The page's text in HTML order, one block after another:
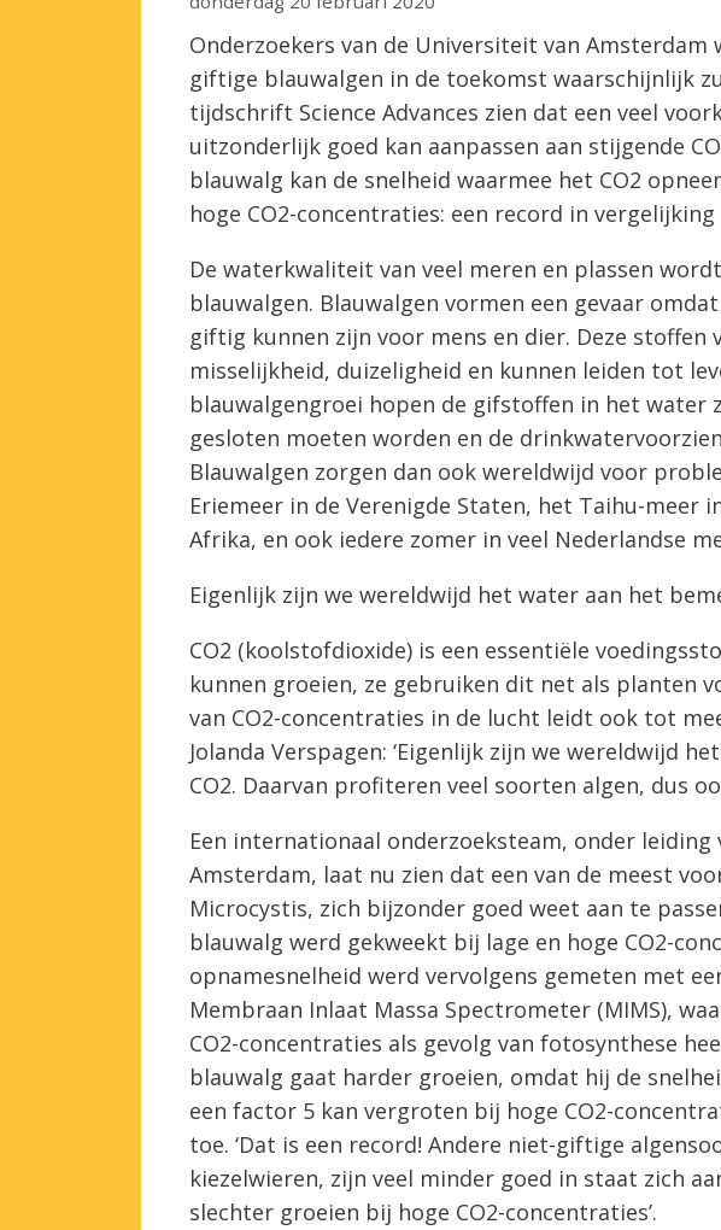
Onderzoekers van de Universiteit van
giftige blauwalgen in de toekomst waarschijnlijk
tijdschrift Science Advances zien dat een veel
uitzonderlijk goed kan aanpassen aan stijgende
blauwalg kan de snelheid waarmee het CO2
hoge CO2-concentraties: een record in
De waterkwaliteit van veel meren en plassen
blauwalgen. Blauwalgen vormen een gevaar
giftig kunnen zijn voor mens en dier. Deze stoffen
misselijkheid, duizeligheid en kunnen leiden tot
blauwalgengroei hopen de gifstoffen in het water
gesloten moeten worden en de
Blauwalgen zorgen dan ook wereldwijd voor
Eriemeer in de Verenigde Staten, het Taihu-meer
Afrika, en ook iedere zomer in veel Nederlandse
Eigenlijk zijn we wereldwijd het water aan het
CO2 (koolstofdioxide) is een essentiële
kunnen groeien, ze gebruiken dit net als planten
van CO2-concentraties in de lucht leidt ook tot
Jolanda Verspagen: ‘Eigenlijk zijn we wereldwijd
CO2. Daarvan profiteren veel soorten algen, dus
Een internationaal onderzoeksteam, onder leiding
Amsterdam, laat nu zien dat een van de meest
Microcystis, zich bijzonder goed weet aan te
blauwalg werd gekweekt bij lage en hoge CO2-
opnamesnelheid werd vervolgens gemeten met
Membraan Inlaat Massa Spectrometer (MIMS),
CO2-concentraties als gevolg van fotosynthese
blauwalg gaat harder groeien, omdat hij de
een factor 5 kan vergroten bij hoge CO2-
toe. ‘Dat is een record! Andere niet-giftige
kiezelwieren, zijn veel minder goed in staat zich
slechter groeien bij hoge CO2-concentraties’.